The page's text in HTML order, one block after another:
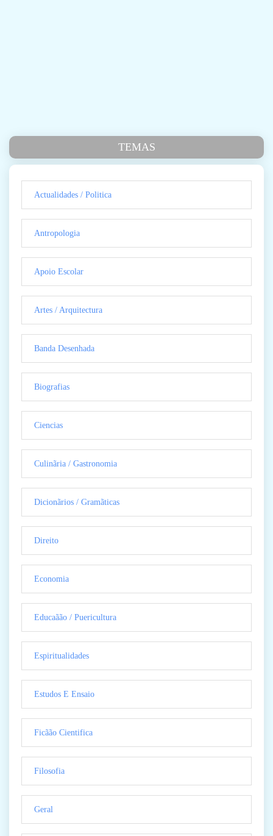
TEMAS
Actualidades / Politica
Antropologia
Apoio Escolar
Artes / Arquitectura
Banda Desenhada
Biografias
Ciencias
Culinãria / Gastronomia
Dicionãrios / Gramãticas
Direito
Economia
Educaãão / Puericultura
Espiritualidades
Estudos E Ensaio
Ficãão Cientifica
Filosofia
Geral